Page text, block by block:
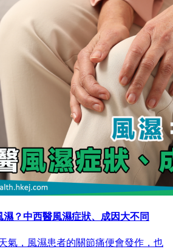
濕？中西醫風濕症狀、成因大不同
氣，風濕患者的關節痛便會發作，也